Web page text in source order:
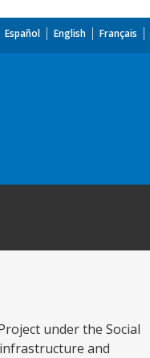
Español English Français
under the Social
and